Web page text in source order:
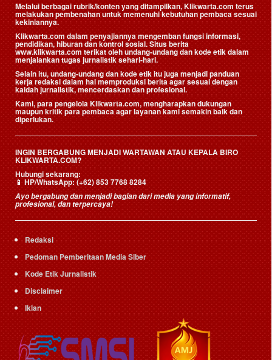
Melalui berbagai rubrik/konten yang ditampilkan, Klikwarta.com terus
melakukan pembenahan untuk memenuhi kebutuhan pembaca sesuai
kekiniannya.
Klikwarta.com dalam penyajiannya mengemban fungsi informasi,
pendidikan, hiburan dan kontrol sosial. Situs berita
www.klikwarta.com terikat oleh undang-undang dan kode etik dalam
menjalankan tugas jurnalistik sehari-hari.
Selain itu, undang-undang dan kode etik itu juga menjadi panduan
kerja redaksi dalam hal memproduksi berita agar sesuai dengan
kaidah jurnalistik, mencerdaskan dan profesional.
Kami, para pengelola Klikwarta.com, mengharapkan dukungan
maupun kritik para pembaca agar layanan kami semakin baik dan
diperlukan.
INGIN BERGABUNG MENJADI WARTAWAN ATAU KEPALA BIRO
KLIKWARTA.COM?
Hubungi sekarang:
📱HP/WhatsApp:(+62) 853 7768 8284
Ayo bergabung dan menjadi bagian dari media yang informatif,
profesional, dan terpercaya!
Redaksi
Pedoman Pemberitaan Media Siber
Kode Etik Jurnalistik
Disclaimer
Iklan